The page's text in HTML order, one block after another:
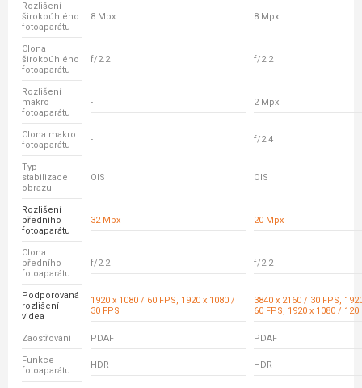
Rozlišení
širokoúhlého
fotoaparátu
8 Mpx 8 Mpx
Clona
širokoúhlého
fotoaparátu
f/2.2 f/2.2
Rozlišení
makro
fotoaparátu
- 2 Mpx
Clona makro
fotoaparátu
- f/2.4
Typ
stabilizace
obrazu
OIS OIS
Rozlišení
předního
fotoaparátu
32 Mpx 20 Mpx
Clona
předního
fotoaparátu
f/2.2 f/2.2
Podporovaná
rozlišení
videa
1920 x 1080 / 60 FPS, 1920 x 1080 /
30 FPS
3840 x 2160 / 30 FPS,
60 FPS, 1920 x 1080 / 120
Zaostřování PDAF PDAF
Funkce
fotoaparátu
HDR HDR